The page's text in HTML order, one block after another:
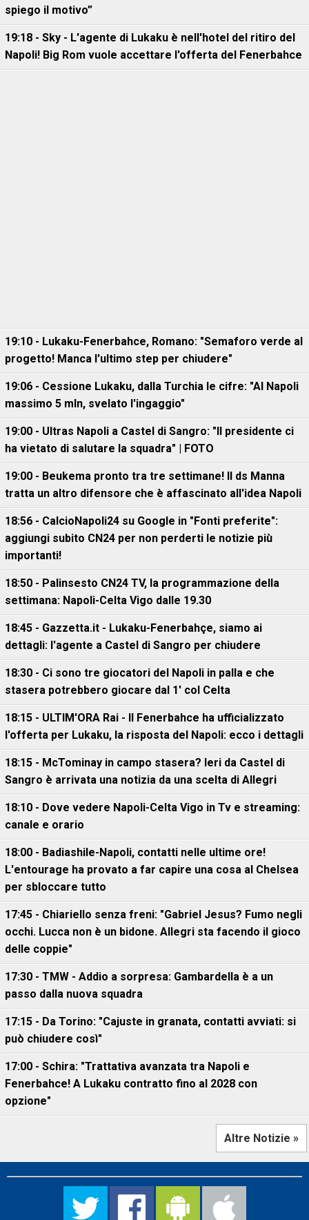
spiego il motivo”
19:18 - Sky - L'agente di Lukaku è nell'hotel del ritiro del
Napoli! Big Rom vuole accettare l'offerta del Fenerbahce
19:10 - Lukaku-Fenerbahce, Romano: "Semaforo verde al
progetto! Manca l'ultimo step per chiudere"
19:06 - Cessione Lukaku, dalla Turchia le cifre: "Al Napoli
massimo 5 mln, svelato l'ingaggio"
19:00 - Ultras Napoli a Castel di Sangro: "Il presidente ci
ha vietato di salutare la squadra" | FOTO
19:00 - Beukema pronto tra tre settimane! Il ds Manna
tratta un altro difensore che è affascinato all'idea Napoli
18:56 - CalcioNapoli24 su Google in "Fonti preferite":
aggiungi subito CN24 per non perderti le notizie più
importanti!
18:50 - Palinsesto CN24 TV, la programmazione della
settimana: Napoli-Celta Vigo dalle 19.30
18:45 - Gazzetta.it - Lukaku-Fenerbahçe, siamo ai
dettagli: l'agente a Castel di Sangro per chiudere
18:30 - Ci sono tre giocatori del Napoli in palla e che
stasera potrebbero giocare dal 1' col Celta
18:15 - ULTIM'ORA Rai - Il Fenerbahce ha ufficializzato
l'offerta per Lukaku, la risposta del Napoli: ecco i dettagli
18:15 - McTominay in campo stasera? Ieri da Castel di
Sangro è arrivata una notizia da una scelta di Allegri
18:10 - Dove vedere Napoli-Celta Vigo in Tv e streaming:
canale e orario
18:00 - Badiashile-Napoli, contatti nelle ultime ore!
L'entourage ha provato a far capire una cosa al Chelsea
per sbloccare tutto
17:45 - Chiariello senza freni: "Gabriel Jesus? Fumo negli
occhi. Lucca non è un bidone. Allegri sta facendo il gioco
delle coppie"
17:30 - TMW - Addio a sorpresa: Gambardella è a un
passo dalla nuova squadra
17:15 - Da Torino: "Cajuste in granata, contatti avviati: si
può chiudere così"
17:00 - Schira: "Trattativa avanzata tra Napoli e
Fenerbahce! A Lukaku contratto fino al 2028 con
opzione"
Altre Notizie »